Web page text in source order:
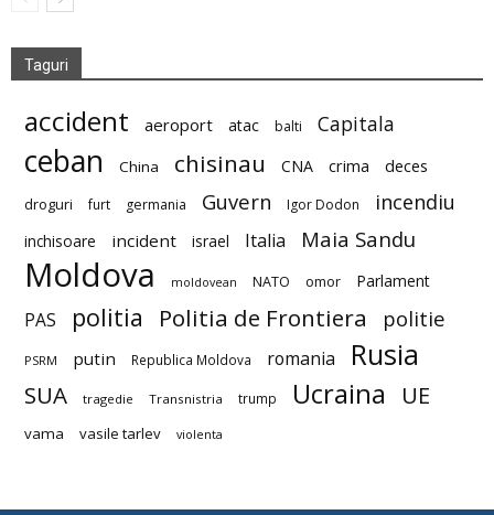
Taguri
accident aeroport atac balti Capitala
ceban China chisinau CNA crima deces
droguri furt germania Guvern Igor Dodon incendiu
inchisoare incident israel Italia Maia Sandu
Moldova moldovean NATO omor Parlament
PAS politia Politia de Frontiera politie
PSRM putin Republica Moldova romania Rusia
SUA tragedie Transnistria trump Ucraina UE
vama vasile tarlev violenta